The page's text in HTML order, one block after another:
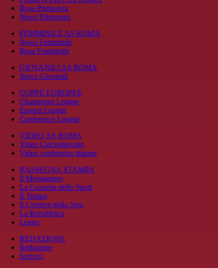
Rosa Primavera
News Primavera
FEMMINILE AS ROMA
News Femminile
Rosa Femminile
GIOVANILI AS ROMA
News Giovanili
COPPE EUROPEE
Champions League
Europa League
Conference League
VIDEO AS ROMA
Video Calciomercato
Video conferenze stampa
RASSEGNA STAMPA
Il Messaggero
La Gazzetta dello Sport
Il Tempo
Il Corriere della Sera
La Repubblica
Leggo
REDAZIONE
Redazione
Scrivici